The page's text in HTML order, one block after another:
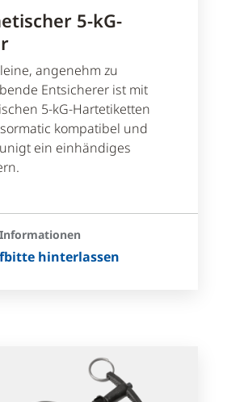
5-kG-
angenehm zu
Entsicherer ist mit
5-kG-Hartetiketten
kompatibel und
ein einhändiges
hinterlassen